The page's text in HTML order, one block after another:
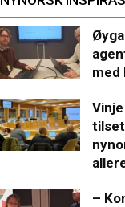
med
–